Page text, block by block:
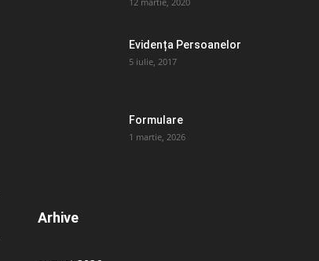
Evidența Persoanelor
5 iulie, 2017
Formulare
1 martie, 2026
Arhive